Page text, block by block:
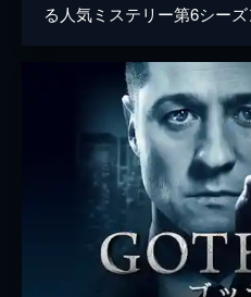
る人気ミステリー第6シーズ